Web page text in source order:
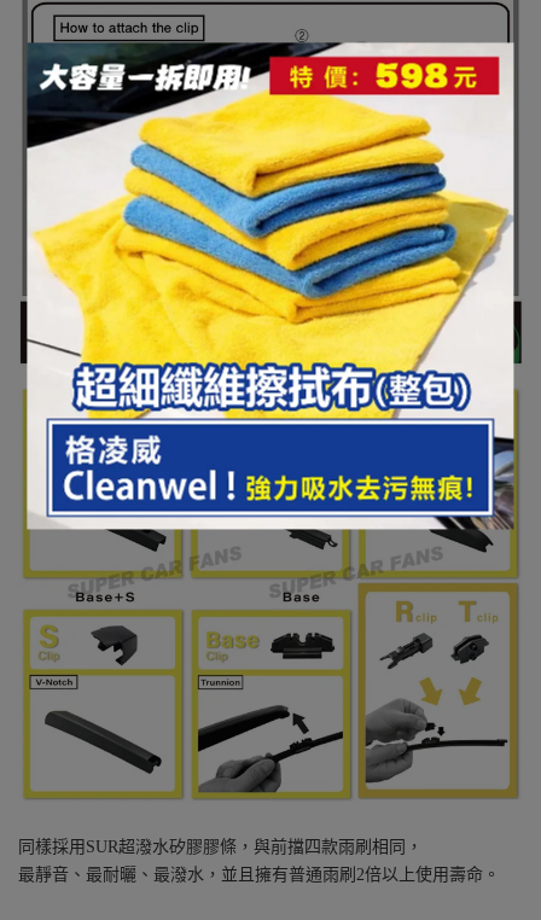
同樣採用SUR超潑水矽膠膠條，與前擋四款雨刷相同，
最靜音、最耐曬、最潑水，並且擁有普通雨刷2倍以上使用壽命。